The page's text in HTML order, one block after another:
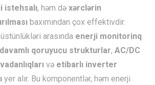
istehsalı, həm də xərclərin
baxımından çox effektivdir.
arasında enerji monitorinq
qoruyucu strukturlar, AC/DC
və etibarlı inverter
yer alır. Bu komponentlər, həm enerji